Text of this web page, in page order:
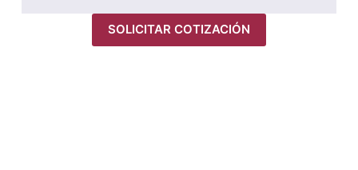
SOLICITAR COTIZACIÓN